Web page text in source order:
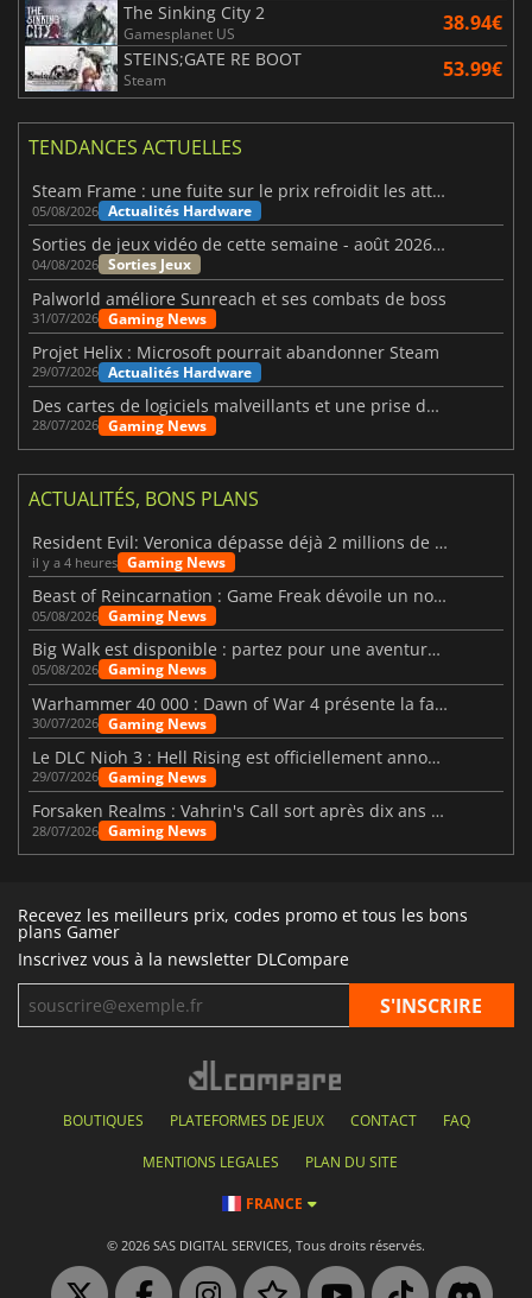
The Sinking City 2
Gamesplanet US 38.94€
STEINS;GATE RE BOOT
Steam 53.99€
TENDANCES ACTUELLES
Steam Frame : une fuite sur le prix refroidit les attentes VR
05/08/2026 Actualités Hardware
Sorties de jeux vidéo de cette semaine - août 2026 (semaine 32)
04/08/2026 Sorties Jeux
Palworld améliore Sunreach et ses combats de boss
31/07/2026 Gaming News
Projet Helix : Microsoft pourrait abandonner Steam
29/07/2026 Actualités Hardware
Des cartes de logiciels malveillants et une prise de contrôle de Discord ont touché Meccha Chameleon
28/07/2026 Gaming News
ACTUALITÉS, BONS PLANS
Resident Evil: Veronica dépasse déjà 2 millions de wishlists
il y a 4 heures Gaming News
Beast of Reincarnation : Game Freak dévoile un nouveau pari
05/08/2026 Gaming News
Big Walk est disponible : partez pour une aventure entre amis
05/08/2026 Gaming News
Warhammer 40 000 : Dawn of War 4 présente la faction des Nécrons
30/07/2026 Gaming News
Le DLC Nioh 3 : Hell Rising est officiellement annoncé
29/07/2026 Gaming News
Forsaken Realms : Vahrin's Call sort après dix ans de développement
28/07/2026 Gaming News
Recevez les meilleurs prix, codes promo et tous les bons
plans Gamer
Inscrivez vous à la newsletter DLCompare
BOUTIQUES PLATEFORMES DE JEUX CONTACT FAQ
MENTIONS LEGALES PLAN DU SITE
FRANCE
© 2026 SAS DIGITAL SERVICES, Tous droits réservés.